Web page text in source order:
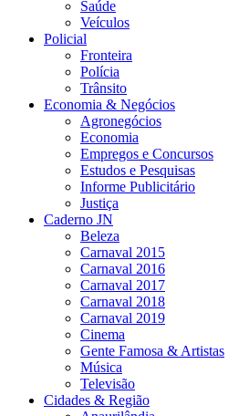
Saúde
Veículos
Policial
Fronteira
Polícia
Trânsito
Economia & Negócios
Agronegócios
Economia
Empregos e Concursos
Estudos e Pesquisas
Informe Publicitário
Justiça
Caderno JN
Beleza
Carnaval 2015
Carnaval 2016
Carnaval 2017
Carnaval 2018
Carnaval 2019
Cinema
Gente Famosa & Artistas
Música
Televisão
Cidades & Região